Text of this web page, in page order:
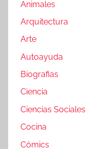
Animales
Arquitectura
Arte
Autoayuda
Biografias
Ciencia
Ciencias Sociales
Cocina
Cómics